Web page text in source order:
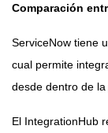
Comparación
ServiceNow tiene
cual permite
desde dentro de la
El IntegrationHub